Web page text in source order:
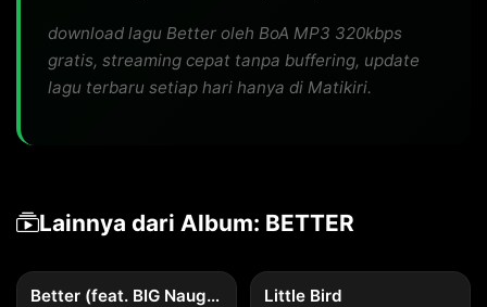
download lagu Better oleh BoA MP3 320kbps
gratis, streaming cepat tanpa buffering, update
lagu terbaru setiap hari hanya di Matikiri.
Lainnya dari Album: BETTER
Better (feat. BIG Naughty) Little Bird